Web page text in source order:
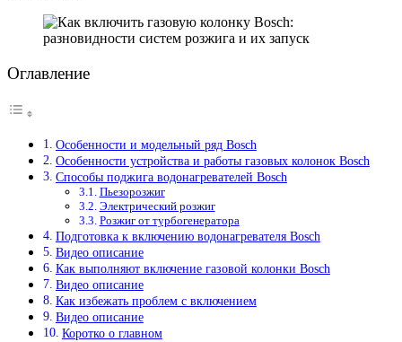
Оглавление
Особенности и модельный ряд Bosch
Особенности устройства и работы газовых колонок Bosch
Способы поджига водонагревателей Bosch
Пьезорозжиг
Электрический розжиг
Розжиг от турбогенератора
Подготовка к включению водонагревателя Bosch
Видео описание
Как выполняют включение газовой колонки Bosch
Видео описание
Как избежать проблем с включением
Видео описание
Коротко о главном